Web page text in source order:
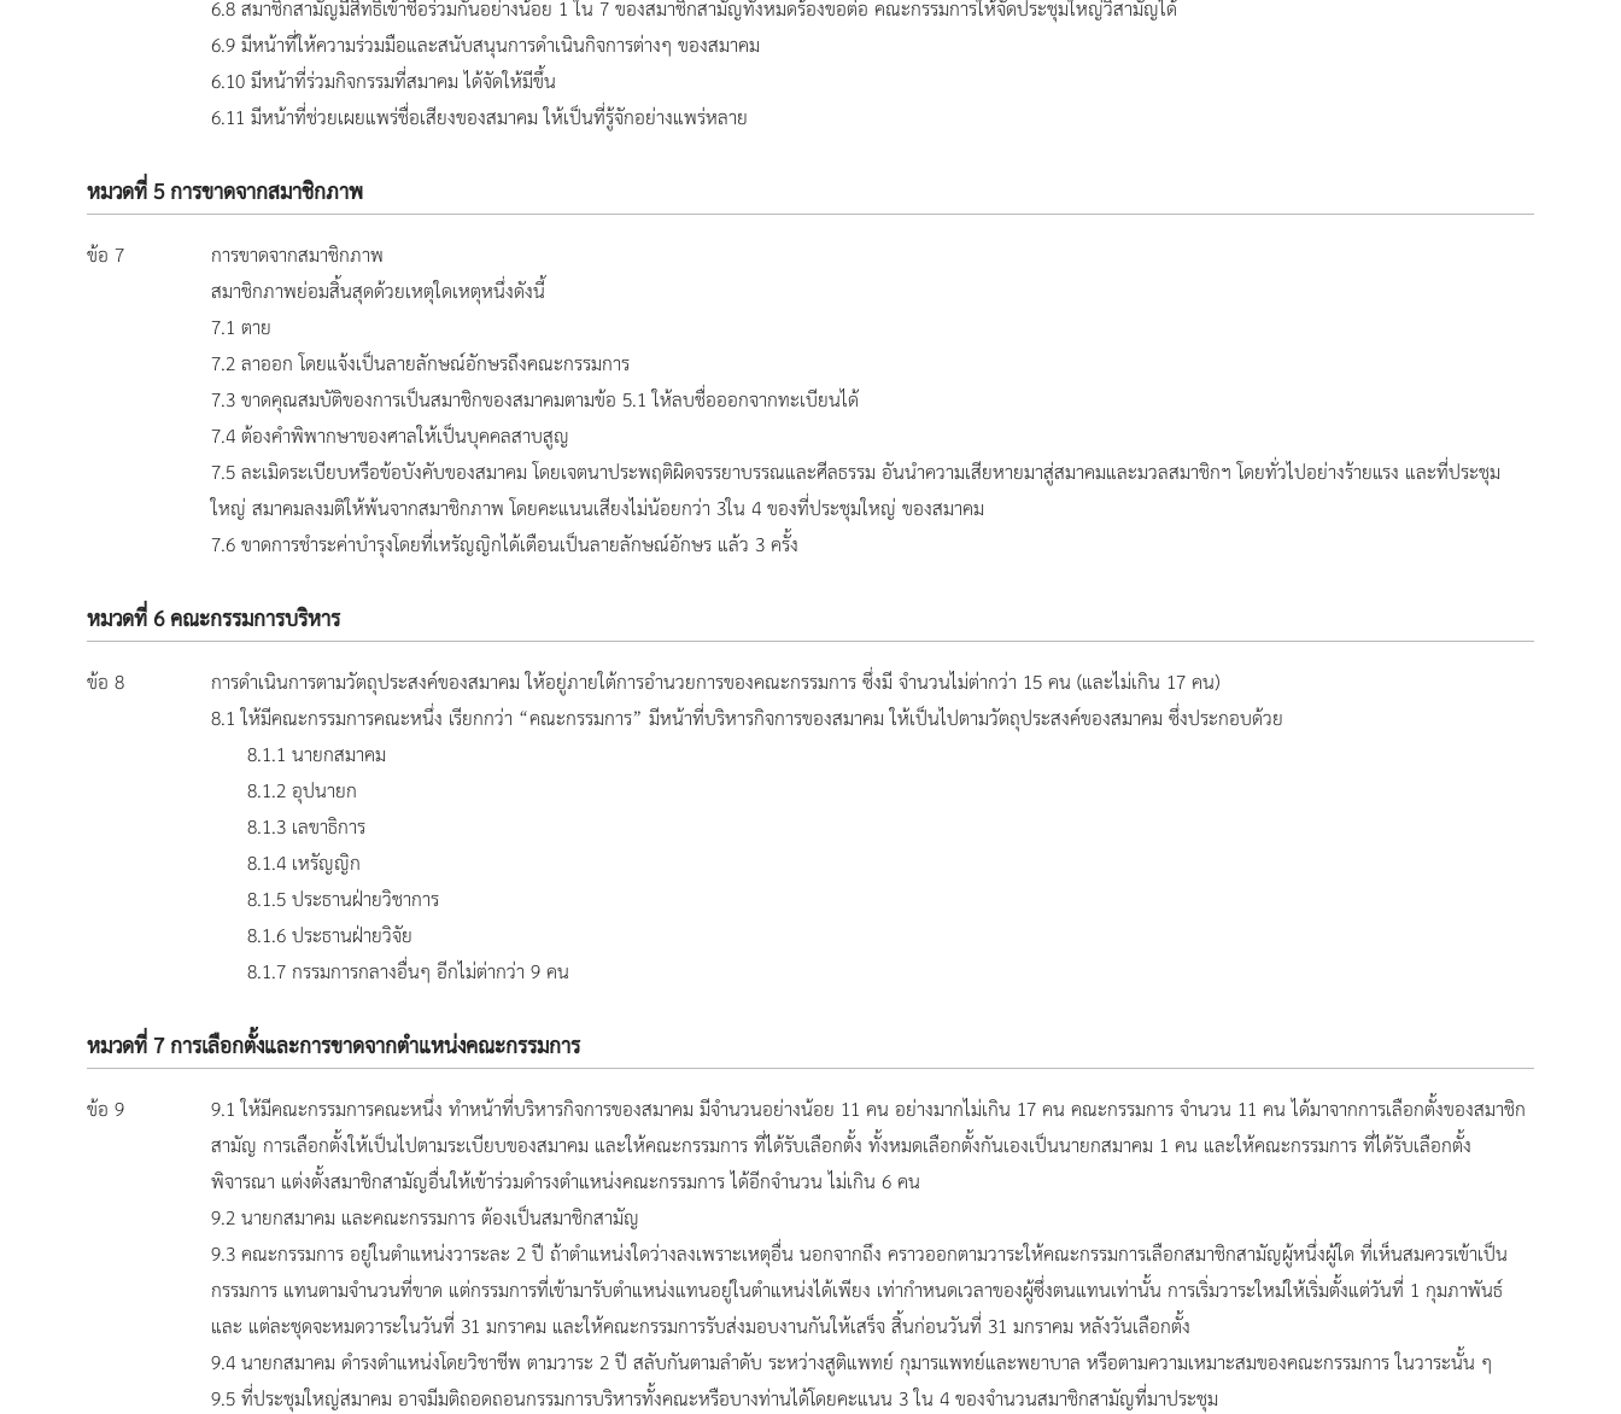
6.8 สมาชิกสามัญมีสิทธิเข้าชื่อร่วมกันอย่างน้อย 1 ใน 7 ของสมาชิกสามัญทั้งหมดร้องขอต่อ คณะกรรมการให้จัดประชุมใหญ่วิสามัญได้
6.9 มีหน้าที่ให้ความร่วมมือและสนับสนุนการดำเนินกิจการต่างๆ ของสมาคม
6.10 มีหน้าที่ร่วมกิจกรรมที่สมาคม ได้จัดให้มีขึ้น
6.11 มีหน้าที่ช่วยเผยแพร่ชื่อเสียงของสมาคม ให้เป็นที่รู้จักอย่างแพร่หลาย
หมวดที่ 5 การขาดจากสมาชิกภาพ
ข้อ 7
การขาดจากสมาชิกภาพ
สมาชิกภาพย่อมสิ้นสุดด้วยเหตุใดเหตุหนึ่งดังนี้
7.1 ตาย
7.2 ลาออก โดยแจ้งเป็นลายลักษณ์อักษรถึงคณะกรรมการ
7.3 ขาดคุณสมบัติของการเป็นสมาชิกของสมาคมตามข้อ 5.1 ให้ลบชื่อออกจากทะเบียนได้
7.4 ต้องคำพิพากษาของศาลให้เป็นบุคคลสาบสูญ
7.5 ละเมิดระเบียบหรือข้อบังคับของสมาคม โดยเจตนาประพฤติผิดจรรยาบรรณและศีลธรรม อันนำความเสียหายมาสู่สมาคมและมวลสมาชิกฯ โดยทั่วไปอย่างร้ายแรง และที่ประชุม
ใหญ่ สมาคมลงมติให้พ้นจากสมาชิกภาพ โดยคะแนนเสียงไม่น้อยกว่า 3ใน 4 ของที่ประชุมใหญ่ ของสมาคม
7.6 ขาดการชำระค่าบำรุงโดยที่เหรัญญิกได้เตือนเป็นลายลักษณ์อักษร แล้ว 3 ครั้ง
หมวดที่ 6 คณะกรรมการบริหาร
ข้อ 8
การดำเนินการตามวัตถุประสงค์ของสมาคม ให้อยู่ภายใต้การอำนวยการของคณะกรรมการ ซึ่งมี จำนวนไม่ต่ากว่า 15 คน (และไม่เกิน 17 คน)
8.1 ให้มีคณะกรรมการคณะหนึ่ง เรียกกว่า “คณะกรรมการ” มีหน้าที่บริหารกิจการของสมาคม ให้เป็นไปตามวัตถุประสงค์ของสมาคม ซึ่งประกอบด้วย
8.1.1 นายกสมาคม
8.1.2 อุปนายก
8.1.3 เลขาธิการ
8.1.4 เหรัญญิก
8.1.5 ประธานฝ่ายวิชาการ
8.1.6 ประธานฝ่ายวิจัย
8.1.7 กรรมการกลางอื่นๆ อีกไม่ต่ากว่า 9 คน
หมวดที่ 7 การเลือกตั้งและการขาดจากตำแหน่งคณะกรรมการ
ข้อ 9
9.1 ให้มีคณะกรรมการคณะหนึ่ง ทำหน้าที่บริหารกิจการของสมาคม มีจำนวนอย่างน้อย 11 คน อย่างมากไม่เกิน 17 คน คณะกรรมการ จำนวน 11 คน ได้มาจากการเลือกตั้งของสมาชิก
สามัญ การเลือกตั้งให้เป็นไปตามระเบียบของสมาคม และให้คณะกรรมการ ที่ได้รับเลือกตั้ง ทั้งหมดเลือกตั้งกันเองเป็นนายกสมาคม 1 คน และให้คณะกรรมการ ที่ได้รับเลือกตั้ง
พิจารณา แต่งตั้งสมาชิกสามัญอื่นให้เข้าร่วมดำรงตำแหน่งคณะกรรมการ ได้อีกจำนวน ไม่เกิน 6 คน
9.2 นายกสมาคม และคณะกรรมการ ต้องเป็นสมาชิกสามัญ
9.3 คณะกรรมการ อยู่ในตำแหน่งวาระละ 2 ปี ถ้าตำแหน่งใดว่างลงเพราะเหตุอื่น นอกจากถึง คราวออกตามวาระให้คณะกรรมการเลือกสมาชิกสามัญผู้หนึ่งผู้ใด ที่เห็นสมควรเข้าเป็น
กรรมการ แทนตามจำนวนที่ขาด แต่กรรมการที่เข้ามารับตำแหน่งแทนอยู่ในตำแหน่งได้เพียง เท่ากำหนดเวลาของผู้ซึ่งตนแทนเท่านั้น การเริ่มวาระใหม่ให้เริ่มตั้งแต่วันที่ 1 กุมภาพันธ์
และ แต่ละชุดจะหมดวาระในวันที่ 31 มกราคม และให้คณะกรรมการรับส่งมอบงานกันให้เสร็จ สิ้นก่อนวันที่ 31 มกราคม หลังวันเลือกตั้ง
9.4 นายกสมาคม ดำรงตำแหน่งโดยวิชาชีพ ตามวาระ 2 ปี สลับกันตามลำดับ ระหว่างสูติแพทย์ กุมารแพทย์และพยาบาล หรือตามความเหมาะสมของคณะกรรมการ ในวาระนั้น ๆ
9.5 ที่ประชุมใหญ่สมาคม อาจมีมติถอดถอนกรรมการบริหารทั้งคณะหรือบางท่านได้โดยคะแนน 3 ใน 4 ของจำนวนสมาชิกสามัญที่มาประชุม